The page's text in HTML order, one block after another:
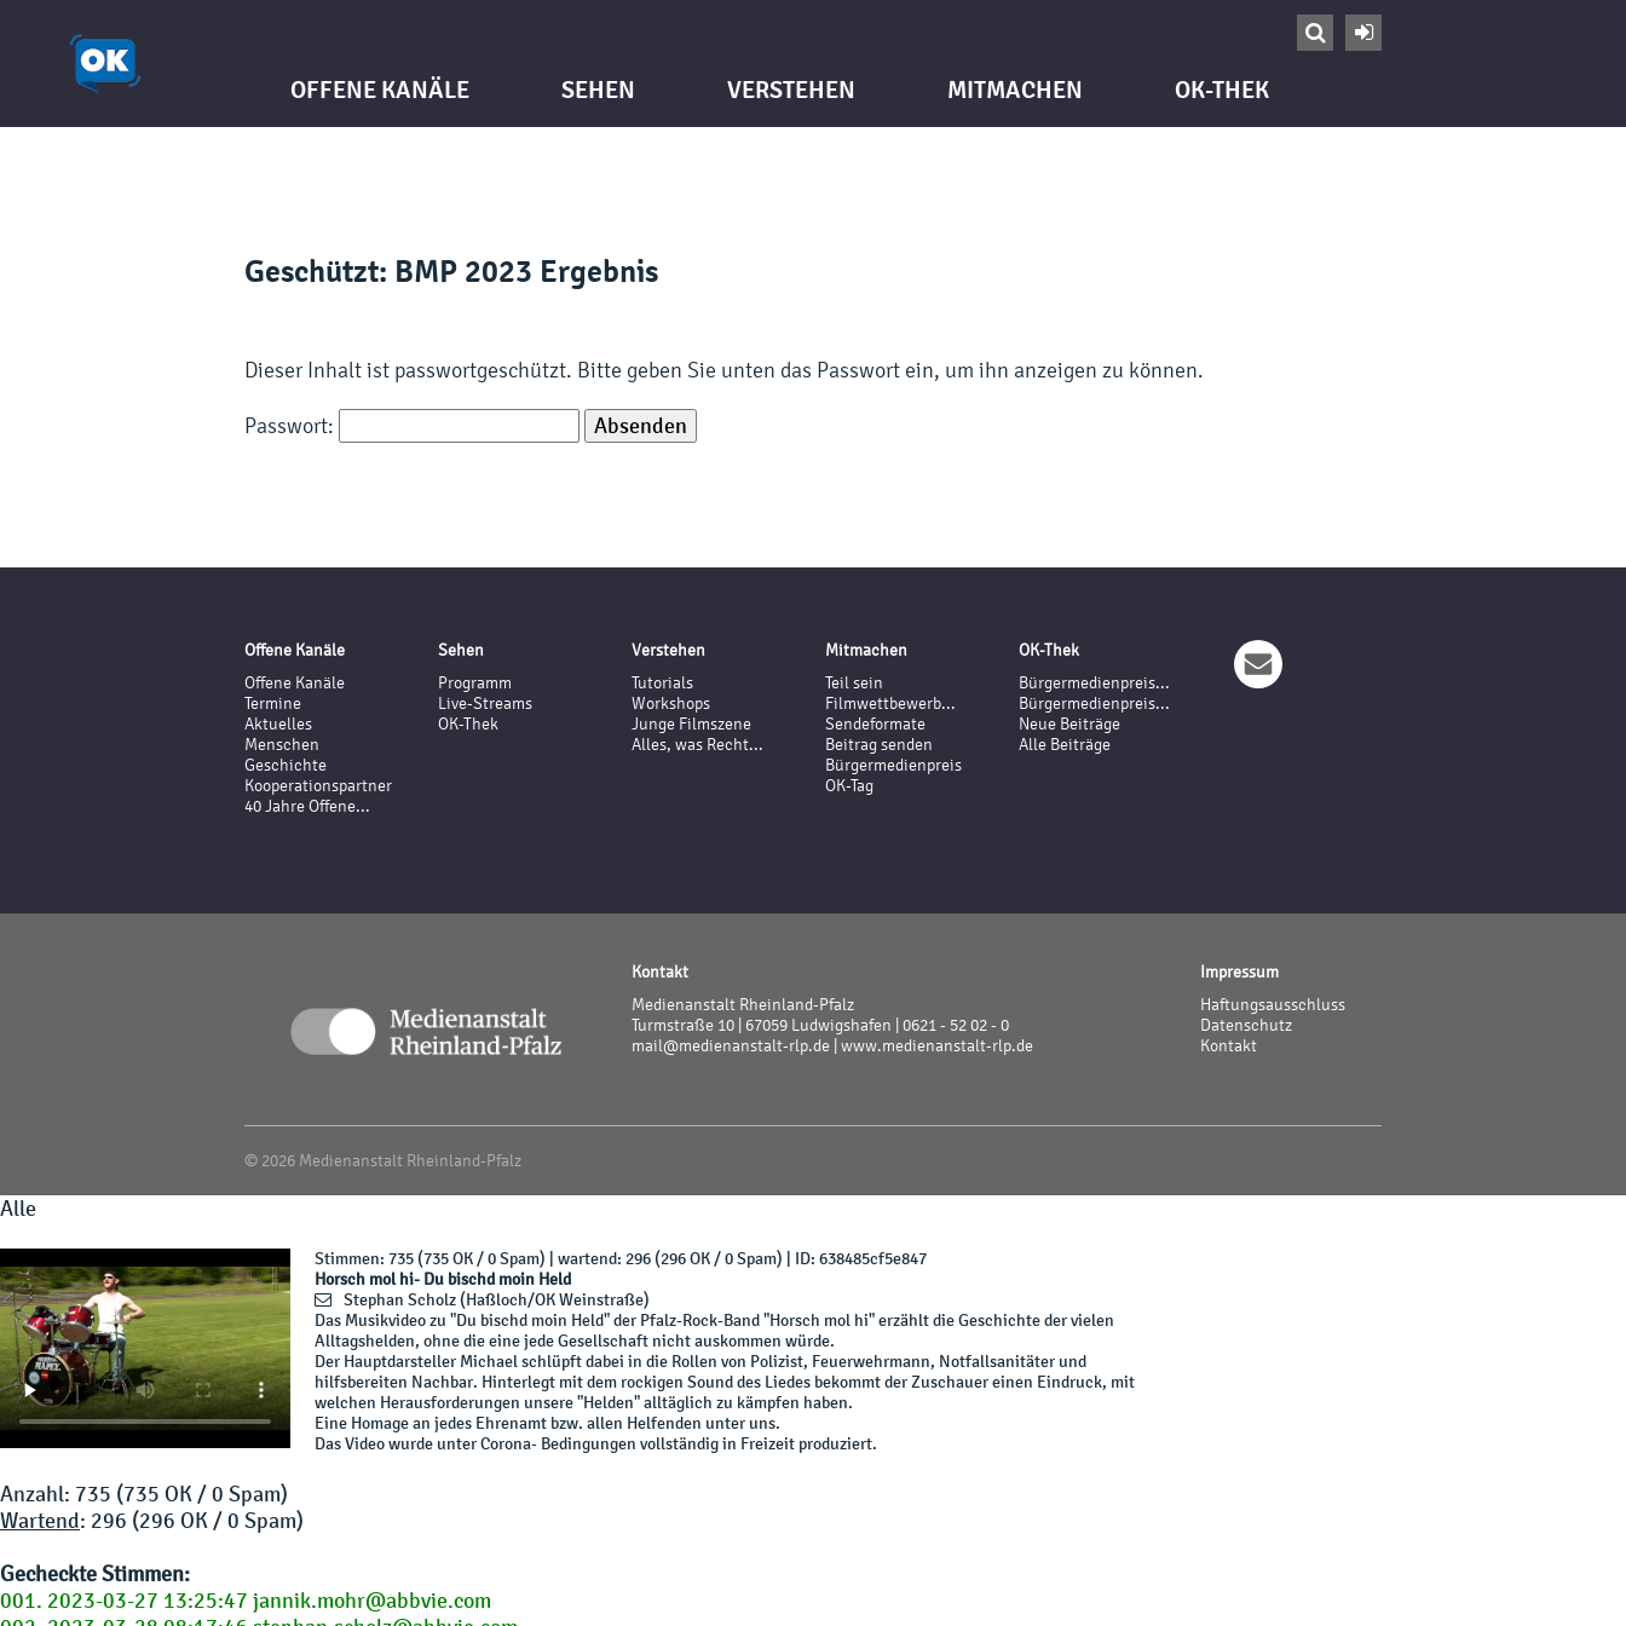


OFFENE KANÄLE SEHEN VERSTEHEN MITMACHEN OK-THEK
Geschützt: BMP 2023 Ergebnis
Dieser Inhalt ist passwortgeschützt. Bitte geben Sie unten das Passwort ein, um ihn anzeigen zu können.
Passwort:
Offene Kanäle
Offene Kanäle
Termine
Aktuelles
Menschen
Geschichte
Kooperationspartner
40 Jahre Offene...
Sehen
Programm
Live-Streams
OK-Thek
Verstehen
Tutorials
Workshops
Junge Filmszene
Alles, was Recht...
Mitmachen
Teil sein
Filmwettbewerb...
Sendeformate
Beitrag senden
Bürgermedienpreis
OK-Tag
OK-Thek
Bürgermedienpreis...
Bürgermedienpreis...
Neue Beiträge
Alle Beiträge
Kontakt
Medienanstalt Rheinland-Pfalz
Turmstraße 10 | 67059 Ludwigshafen | 0621 - 52 02 - 0
mail@medienanstalt-rlp.de | www.medienanstalt-rlp.de
Impressum
Haftungsausschluss
Datenschutz
Kontakt
© 2026 Medienanstalt Rheinland-Pfalz
Alle
Stimmen: 735 (735 OK / 0 Spam) | wartend: 296 (296 OK / 0 Spam) | ID: 638485cf5e847
Horsch mol hi- Du bischd moin Held
Stephan Scholz(Haßloch/OK Weinstraße)
Das Musikvideo zu "Du bischd moin Held" der Pfalz-Rock-Band "Horsch mol hi" erzählt die Geschichte der vielen
Alltagshelden, ohne die eine jede Gesellschaft nicht auskommen würde.
Der Hauptdarsteller Michael schlüpft dabei in die Rollen von Polizist, Feuerwehrmann, Notfallsanitäter und
hilfsbereiten Nachbar. Hinterlegt mit dem rockigen Sound des Liedes bekommt der Zuschauer einen Eindruck, mit
welchen Herausforderungen unsere "Helden" alltäglich zu kämpfen haben.
Eine Homage an jedes Ehrenamt bzw. allen Helfenden unter uns.
Das Video wurde unter Corona- Bedingungen vollständig in Freizeit produziert.
Anzahl: 735 (735 OK / 0 Spam)
Wartend: 296 (296 OK / 0 Spam)
Gecheckte Stimmen:
001. 2023-03-27 13:25:47 jannik.mohr@abbvie.com